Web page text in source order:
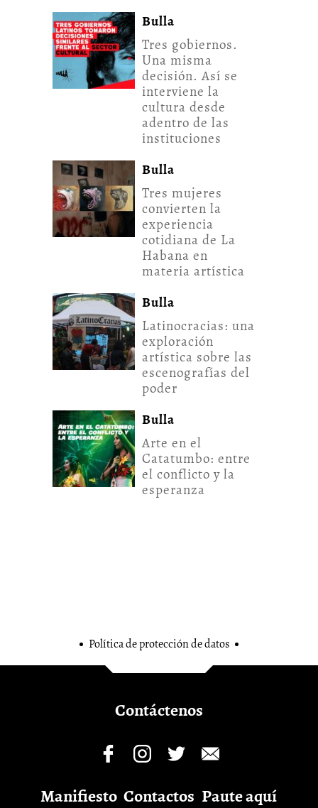
Bulla
Tres gobiernos.
Una misma
decisión. Así se
interviene la
cultura desde
adentro de las
instituciones
Bulla
Tres mujeres
convierten la
experiencia
cotidiana de La
Habana en
materia artística
Bulla
Latinocracias: una
exploración
artística sobre las
escenografías del
poder
Bulla
Arte en el
Catatumbo: entre
el conflicto y la
esperanza
Política de protección de datos
Contáctenos
Manifiesto Contactos Paute aquí